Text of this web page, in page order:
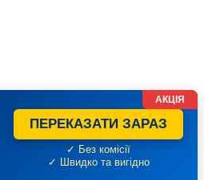
ПЕРЕКАЗАТИ ЗАРАЗ
✓ Без комісії
✓ Швидко та вигідно
АКЦІЯ